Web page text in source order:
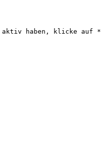
aktiv haben, klicke auf